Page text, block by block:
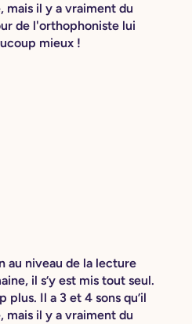
mais il y a vraiment du
de l'orthophoniste lui
mieux !
au niveau de la lecture
il s’y est mis tout seul.
Il a 3 et 4 sons qu’il
mais il y a vraiment du